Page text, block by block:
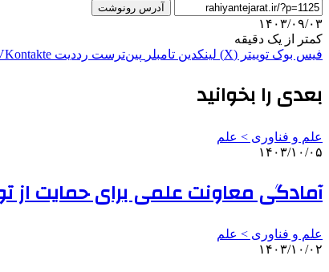
آدرس رونوشت
۱۴۰۳/۰۹/۰۳
کمتر از یک دقیقه
فیس بوک توییتر (X) لینکدین ‫تامبلر ‫پین‌ترست ‫رددیت
بعدی را بخوانید
علم و فناوری‌ > علم
۱۴۰۳/۱۰/۰۵
آمادگی معاونت علمی برای حمایت از
علم و فناوری‌ > علم
۱۴۰۳/۱۰/۰۲